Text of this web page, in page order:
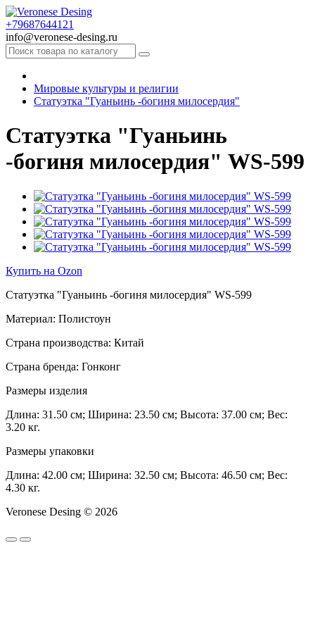
+79687644121
info@veronese-desing.ru
Мировые культуры и религии
Статуэтка "Гуаньинь -богиня милосердия"
Статуэтка "Гуаньинь
-богиня милосердия" WS-599
Купить на Ozon
Статуэтка "Гуаньинь -богиня милосердия" WS-599
Материал: Полистоун
Страна производства: Китай
Страна бренда: Гонконг
Размеры изделия
Длина: 31.50 см; Ширина: 23.50 см; Высота: 37.00 см; Вес:
3.20 кг.
Размеры упаковки
Длина: 42.00 см; Ширина: 32.50 см; Высота: 46.50 см; Вес:
4.30 кг.
Veronese Desing © 2026